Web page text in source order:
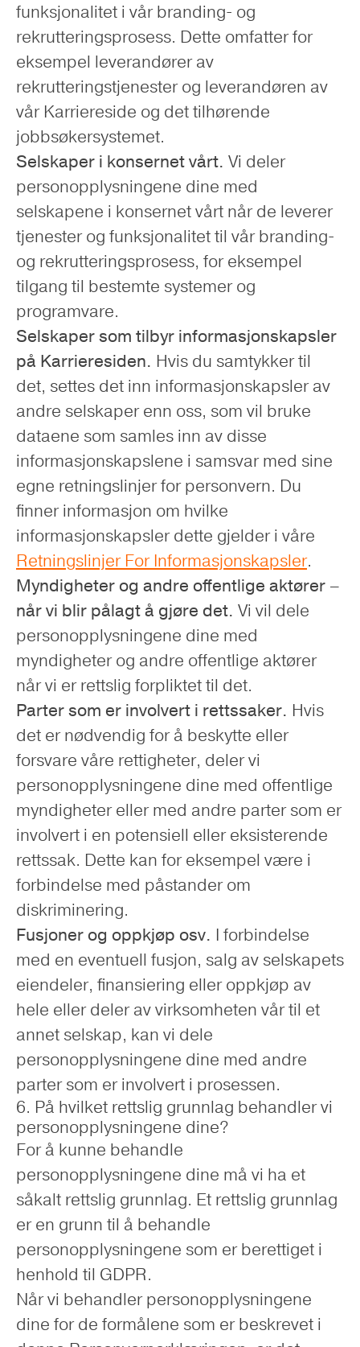
funksjonalitet i vår branding- og
rekrutteringsprosess. Dette omfatter for
eksempel leverandører av
rekrutteringstjenester og leverandøren av
vår Karriereside og det tilhørende
jobbsøkersystemet.
Selskaper i konsernet vårt. Vi deler
personopplysningene dine med
selskapene i konsernet vårt når de leverer
tjenester og funksjonalitet til vår branding-
og rekrutteringsprosess, for eksempel
tilgang til bestemte systemer og
programvare.
Selskaper som tilbyr informasjonskapsler
på Karrieresiden. Hvis du samtykker til
det, settes det inn informasjonskapsler av
andre selskaper enn oss, som vil bruke
dataene som samles inn av disse
informasjonskapslene i samsvar med sine
egne retningslinjer for personvern. Du
finner informasjon om hvilke
informasjonskapsler dette gjelder i våre
Retningslinjer For Informasjonskapsler.
Myndigheter og andre offentlige aktører –
når vi blir pålagt å gjøre det. Vi vil dele
personopplysningene dine med
myndigheter og andre offentlige aktører
når vi er rettslig forpliktet til det.
Parter som er involvert i rettssaker. Hvis
det er nødvendig for å beskytte eller
forsvare våre rettigheter, deler vi
personopplysningene dine med offentlige
myndigheter eller med andre parter som er
involvert i en potensiell eller eksisterende
rettssak. Dette kan for eksempel være i
forbindelse med påstander om
diskriminering.
Fusjoner og oppkjøp osv. I forbindelse
med en eventuell fusjon, salg av selskapets
eiendeler, finansiering eller oppkjøp av
hele eller deler av virksomheten vår til et
annet selskap, kan vi dele
personopplysningene dine med andre
parter som er involvert i prosessen.
6. På hvilket rettslig grunnlag behandler vi
personopplysningene dine?
For å kunne behandle
personopplysningene dine må vi ha et
såkalt rettslig grunnlag. Et rettslig grunnlag
er en grunn til å behandle
personopplysningene som er berettiget i
henhold til GDPR.
Når vi behandler personopplysningene
dine for de formålene som er beskrevet i